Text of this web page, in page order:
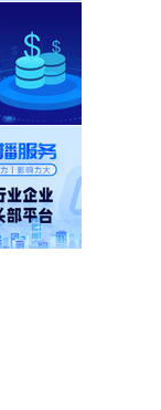
指数
SMM中国无取向硅钢50WW800价格指数
格指数
格指数